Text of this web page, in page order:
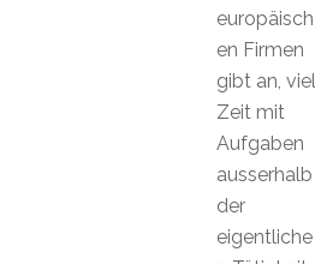
europäisch
en Firmen
gibt an, viel
Zeit mit
Aufgaben
ausserhalb
der
eigentliche